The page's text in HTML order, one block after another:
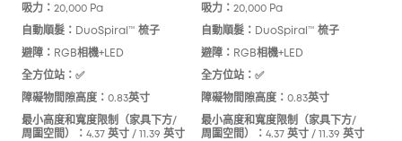
吸力：20,000 Pa
自動順髮：DuoSpiral™ 梳子
避障：RGB相機+LED
全方位站：✅
障礙物間隙高度：0.83英寸
最小高度和寬度限制（家具下方/
周圍空間）：4.37 英寸 / 11.39 英寸
吸力：20,000 Pa
自動順髮：DuoSpiral™ 梳子
避障：RGB相機+LED
全方位站：✅
障礙物間隙高度：0.83英寸
最小高度和寬度限制（家具下方/
周圍空間）：4.37 英寸 / 11.39 英寸